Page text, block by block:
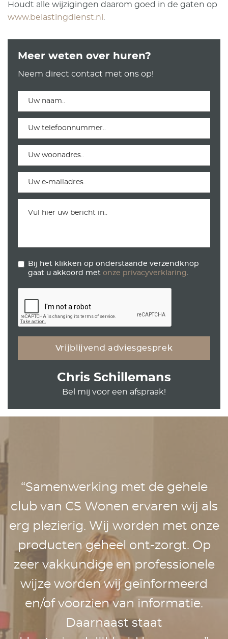
Houdt alle wijzigingen daarom goed in de gaten op
www.belastingdienst.nl
Meer weten over huren?
Neem direct contact met ons op!
Bij het klikken op onderstaande verzendknop
gaat u akkoord met onze privacyverklaring.
Chris Schillemans
Bel mij voor een afspraak!
“Samenwerking met de gehele
club van CS Wonen ervaren wij als
erg plezierig. Wij worden met onze
producten geheel ont-zorgt. Op
zeer vakkundige en professionele
wijze worden wij geïnformeerd
en/of voorzien van informatie.
Daarnaast staat